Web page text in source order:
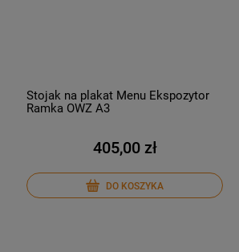
Stojak na plakat Menu Ekspozytor
Ramka OWZ A3
405,00 zł
DO KOSZYKA